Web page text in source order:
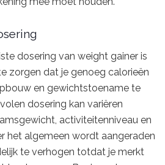
dosering van weight gainer is
zorgen dat je genoeg calorieën
en gewichtstoename te
dosering kan variëren
activiteitenniveau en
het algemeen wordt aangeraden
te verhogen totdat je merkt